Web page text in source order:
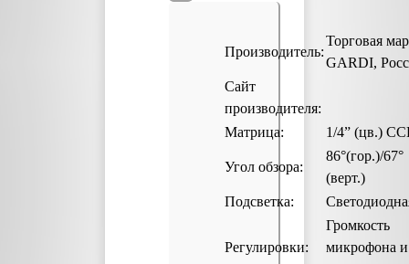
Производитель:
Торговая
GARDI,
Сайт
производителя:
Матрица:
1/4” (цв.)
Угол обзора:
86°(гор.)/67°
(верт.)
Подсветка:
Регулировки:
Громкость
микрофона и